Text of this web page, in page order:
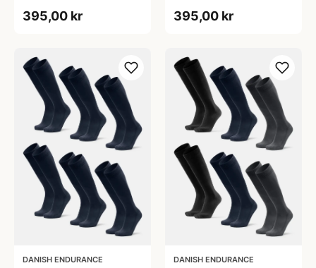
6-Pak, Knæhøj, Bambus,
OEKO-TEX® STANDARD
100 cert.
395,00 kr
6-Pak, Knæhøj, Bambus,
OEKO-TEX® STANDARD
100 cert.
395,00 kr
DANISH ENDURANCE DANISH ENDURANCE